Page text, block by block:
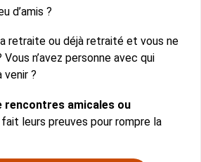
d’amis ?
retraite ou déjà retraité et vous ne
n’avez personne avec qui
venir ?
rencontres amicales ou
leurs preuves pour rompre la